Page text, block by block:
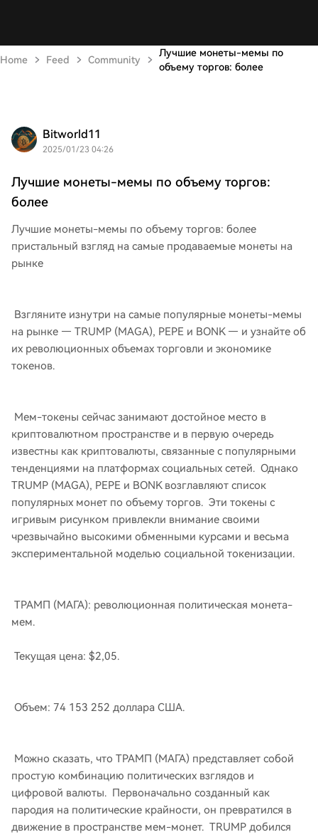
Home Feed Community
Лучшие монеты-мемы по
объему торгов: более
Bitworld11
2025/01/23 04:26
Лучшие монеты-мемы по объему торгов:
более
Лучшие монеты-мемы по объему торгов: более
пристальный взгляд на самые продаваемые монеты на
рынке
Взгляните изнутри на самые популярные монеты-мемы
на рынке — TRUMP (MAGA), PEPE и BONK — и узнайте об
их революционных объемах торговли и экономике
токенов.
Мем-токены сейчас занимают достойное место в
криптовалютном пространстве и в первую очередь
известны как криптовалюты, связанные с популярными
тенденциями на платформах социальных сетей. Однако
TRUMP (MAGA), PEPE и BONK возглавляют список
популярных монет по объему торгов. Эти токены с
игривым рисунком привлекли внимание своими
чрезвычайно высокими обменными курсами и весьма
экспериментальной моделью социальной токенизации.
ТРАМП (МАГА): революционная политическая монета-
мем.
Текущая цена: $2,05.
Объем: 74 153 252 доллара США.
Можно сказать, что ТРАМП (МАГА) представляет собой
простую комбинацию политических взглядов и
цифровой валюты. Первоначально созданный как
пародия на политические крайности, он превратился в
движение в пространстве мем-монет. TRUMP добился